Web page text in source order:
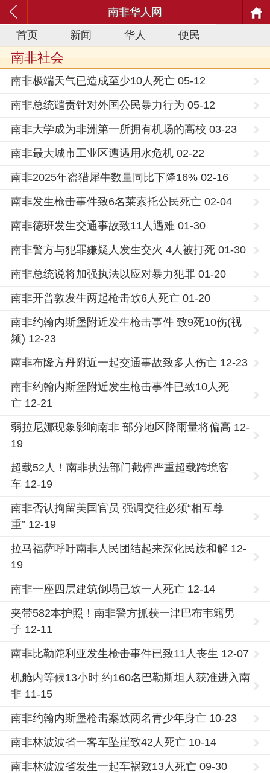
南非华人网
首页
新闻 华人 便民
南非社会
南非极端天气已造成至少10人死亡 05-12
南非总统谴责针对外国公民暴力行为 05-12
南非大学成为非洲第一所拥有机场的高校 03-23
南非最大城市工业区遭遇用水危机 02-22
南非2025年盗猎犀牛数量同比下降16% 02-16
南非发生枪击事件致6名莱索托公民死亡 02-04
南非德班发生交通事故致11人遇难 01-30
南非警方与犯罪嫌疑人发生交火 4人被打死 01-30
南非总统说将加强执法以应对暴力犯罪 01-20
南非开普敦发生两起枪击致6人死亡 01-20
南非约翰内斯堡附近发生枪击事件 致9死10伤(视
频) 12-23
南非布隆方丹附近一起交通事故致多人伤亡 12-23
南非约翰内斯堡附近发生枪击事件已致10人死
亡 12-21
弱拉尼娜现象影响南非 部分地区降雨量将偏高 12-
19
超载52人！南非执法部门截停严重超载跨境客
车 12-19
南非否认拘留美国官员 强调交往必须“相互尊
重” 12-19
拉马福萨呼吁南非人民团结起来深化民族和解 12-
19
南非一座四层建筑倒塌已致一人死亡 12-14
夹带582本护照！南非警方抓获一津巴布韦籍男
子 12-11
南非比勒陀利亚发生枪击事件已致11人丧生 12-07
机舱内等候13小时 约160名巴勒斯坦人获准进入南
非 11-15
南非约翰内斯堡枪击案致两名青少年身亡 10-23
南非林波波省一客车坠崖致42人死亡 10-14
南非林波波省发生一起车祸致13人死亡 09-30